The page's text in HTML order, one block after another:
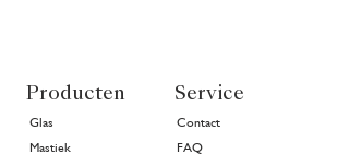
Producten
Glas
Mastiek
Service
Contact
FAQ